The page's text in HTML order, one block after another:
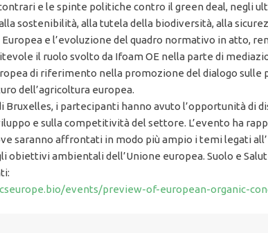
e le spinte politiche contro il green deal, negli
sostenibilità, alla tutela della biodiversità, alla
Europea e l’evoluzione del quadro normativo in atto,
il ruolo svolto da Ifoam OE nella parte di
di riferimento nella promozione del dialogo
dell’agricoltura europea.
Bruxelles, i partecipanti hanno avuto l’opportunità
e sulla competitività del settore. L’evento ha
saranno affrontati in modo più ampio i temi legati
obiettivi ambientali dell’Unione europea. Suolo e
events/preview-of-european-organic-